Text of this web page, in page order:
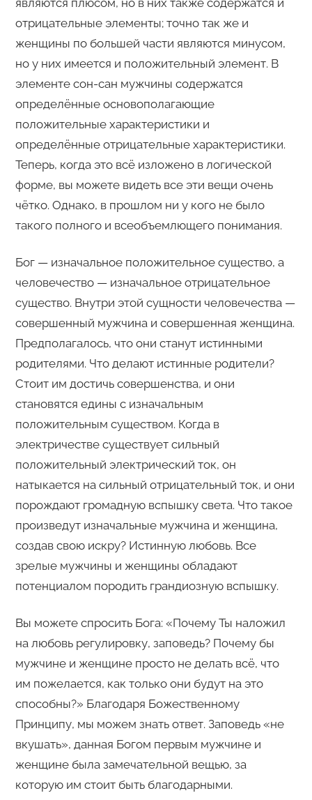
являются плюсом, но в них также содержатся и
отрицательные элементы; точно так же и
женщины по большей части являются минусом,
но у них имеется и положительный элемент. В
элементе сон-сан мужчины содержатся
определённые основополагающие
положительные характеристики и
определённые отрицательные характеристики.
Теперь, когда это всё изложено в логической
форме, вы можете видеть все эти вещи очень
чётко. Однако, в прошлом ни у кого не было
такого полного и всеобъемлющего понимания.
Бог — изначальное положительное существо, а
человечество — изначальное отрицательное
существо. Внутри этой сущности человечества —
совершенный мужчина и совершенная женщина.
Предполагалось, что они станут истинными
родителями. Что делают истинные родители?
Стоит им достичь совершенства, и они
становятся едины с изначальным
положительным существом. Когда в
электричестве существует сильный
положительный электрический ток, он
натыкается на сильный отрицательный ток, и они
порождают громадную вспышку света. Что такое
произведут изначальные мужчина и женщина,
создав свою искру? Истинную любовь. Все
зрелые мужчины и женщины обладают
потенциалом породить грандиозную вспышку.
Вы можете спросить Бога: «Почему Ты наложил
на любовь регулировку, заповедь? Почему бы
мужчине и женщине просто не делать всё, что
им пожелается, как только они будут на это
способны?» Благодаря Божественному
Принципу, мы можем знать ответ. Заповедь «не
вкушать», данная Богом первым мужчине и
женщине была замечательной вещью, за
которую им стоит быть благодарными.